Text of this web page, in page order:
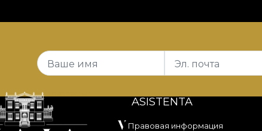
Ваше имя Эл. почта
ASISTENTA
Правовая информация